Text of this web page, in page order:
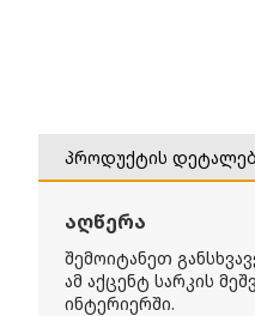
პროდუქტის
აღწერა
შემოიტანეთ
ამ აქცენტ სარკის
ინტერიერში.